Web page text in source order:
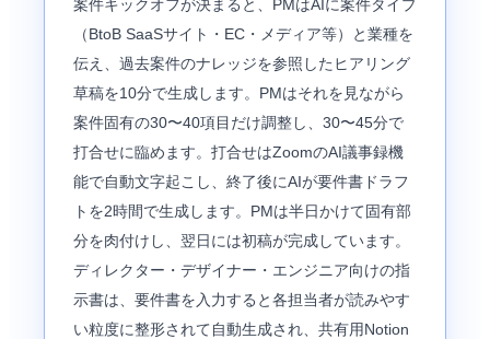
案件キックオフが決まると、PMはAIに案件タイプ
（BtoB SaaSサイト・EC・メディア等）と業種を
伝え、過去案件のナレッジを参照したヒアリング
草稿を10分で生成します。PMはそれを見ながら
案件固有の30〜40項目だけ調整し、30〜45分で
打合せに臨めます。打合せはZoomのAI議事録機
能で自動文字起こし、終了後にAIが要件書ドラフ
トを2時間で生成します。PMは半日かけて固有部
分を肉付けし、翌日には初稿が完成しています。
ディレクター・デザイナー・エンジニア向けの指
示書は、要件書を入力すると各担当者が読みやす
い粒度に整形されて自動生成され、共有用Notion